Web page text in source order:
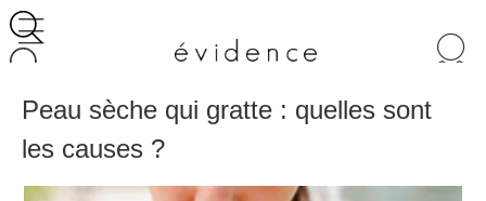
Peau sèche qui gratte : quelles sont
les causes ?